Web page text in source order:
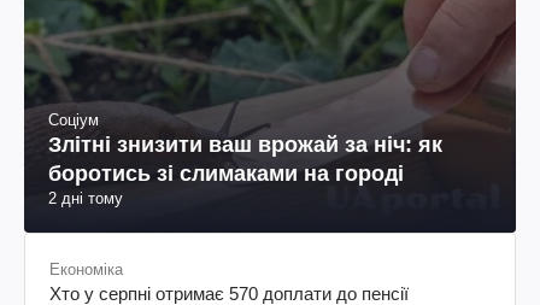
Соціум
Злітні знизити ваш врожай за ніч: як
боротись зі слимаками на городі
2 дні тому
Економіка
Хто у серпні отримає 570 доплати до пенсії